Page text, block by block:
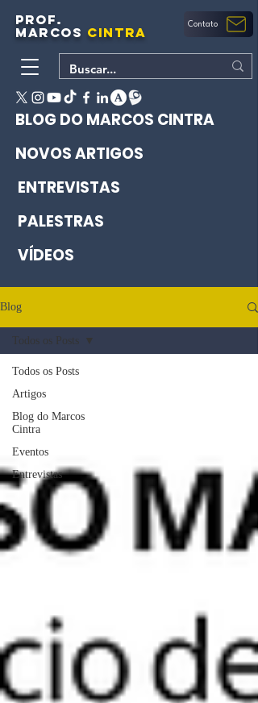
PROF.
MARCOS CINTRA Contato
BLOG DO MARCOS CINTRA
NOVOS ARTIGOS
ENTREVISTAS
PALESTRAS
VÍDEOS
Blog
Todos os Posts
Artigos
Blog do Marcos
Cintra
Eventos
Entrevistas
Todos os Posts